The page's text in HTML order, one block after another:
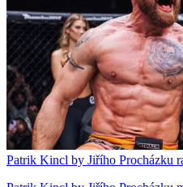
Patrik Kincl by Jiřího Procházku